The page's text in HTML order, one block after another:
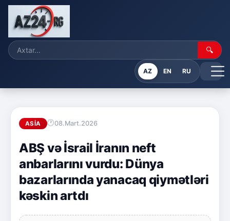
🔍
AZ EN RU
ASIA 08.Mart.2026
ABŞ və İsrail İranın neft
anbarlarını vurdu: Dünya
bazarlarında yanacaq qiymətləri
kəskin artdı